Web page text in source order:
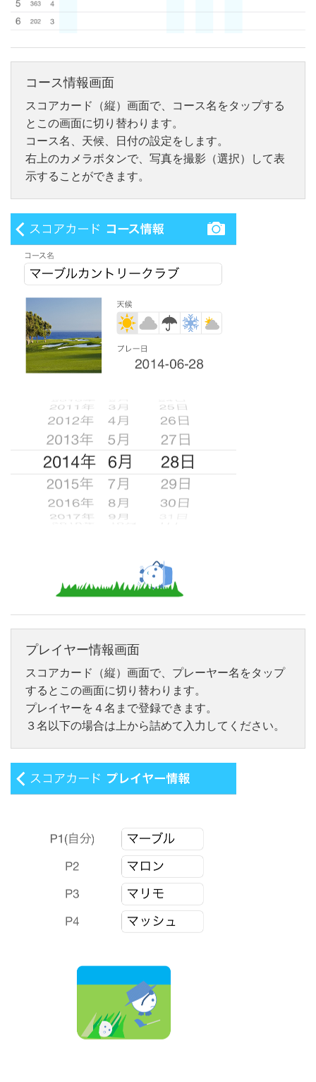
コース情報画面
スコアカード（縦）画面で、コース名をタップする
とこの画面に切り替わります。
コース名、天候、日付の設定をします。
右上のカメラボタンで、写真を撮影（選択）して表
示することができます。
プレイヤー情報画面
スコアカード（縦）画面で、プレーヤー名をタップ
するとこの画面に切り替わります。
プレイヤーを４名まで登録できます。
３名以下の場合は上から詰めて入力してください。